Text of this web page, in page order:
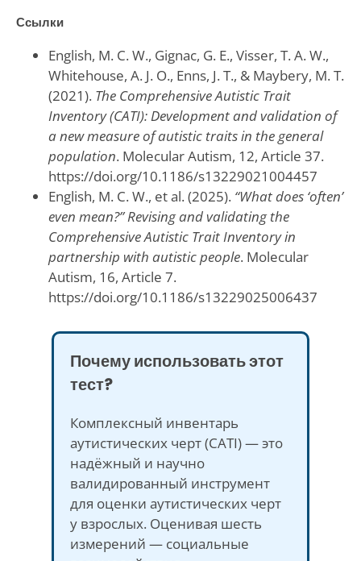
Ссылки
English, M. C. W., Gignac, G. E., Visser, T. A. W.,
Whitehouse, A. J. O., Enns, J. T., & Maybery, M. T.
(2021). The Comprehensive Autistic Trait
Inventory (CATI): Development and validation of
a new measure of autistic traits in the general
population. Molecular Autism, 12, Article 37.
https://doi.org/10.1186/s13229021004457
English, M. C. W., et al. (2025). “What does ‘often’
even mean?” Revising and validating the
Comprehensive Autistic Trait Inventory in
partnership with autistic people. Molecular
Autism, 16, Article 7.
https://doi.org/10.1186/s13229025006437
Почему использовать этот
тест?
Комплексный инвентарь
аутистических черт (CATI) — это
надёжный и научно
валидированный инструмент
для оценки аутистических черт
у взрослых. Оценивая шесть
измерений — социальные